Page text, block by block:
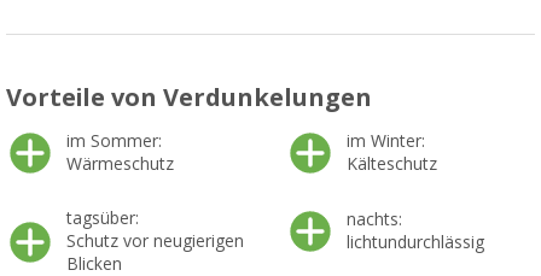
Vorteile von Verdunkelungen
im Sommer:
Wärmeschutz
im Winter:
Kälteschutz
tagsüber:
Schutz vor neugierigen
Blicken
nachts:
lichtundurchlässig